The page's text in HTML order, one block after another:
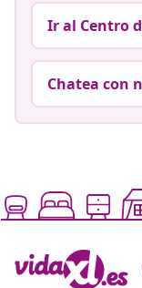
Ir al Centro
Chatea con